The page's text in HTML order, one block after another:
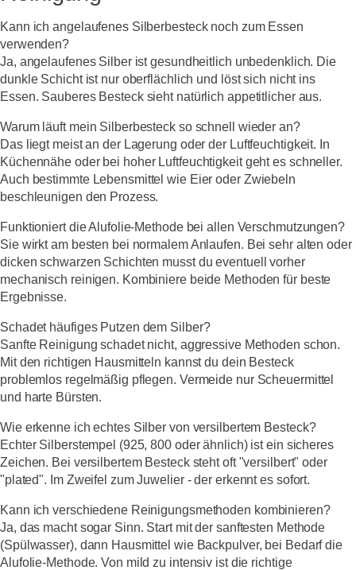
Kann ich angelaufenes Silberbesteck noch zum Essen
verwenden?
Ja, angelaufenes Silber ist gesundheitlich unbedenklich. Die
dunkle Schicht ist nur oberflächlich und löst sich nicht ins
Essen. Sauberes Besteck sieht natürlich appetitlicher aus.
Warum läuft mein Silberbesteck so schnell wieder an?
Das liegt meist an der Lagerung oder der Luftfeuchtigkeit. In
Küchennähe oder bei hoher Luftfeuchtigkeit geht es schneller.
Auch bestimmte Lebensmittel wie Eier oder Zwiebeln
beschleunigen den Prozess.
Funktioniert die Alufolie-Methode bei allen Verschmutzungen?
Sie wirkt am besten bei normalem Anlaufen. Bei sehr alten oder
dicken schwarzen Schichten musst du eventuell vorher
mechanisch reinigen. Kombiniere beide Methoden für beste
Ergebnisse.
Schadet häufiges Putzen dem Silber?
Sanfte Reinigung schadet nicht, aggressive Methoden schon.
Mit den richtigen Hausmitteln kannst du dein Besteck
problemlos regelmäßig pflegen. Vermeide nur Scheuermittel
und harte Bürsten.
Wie erkenne ich echtes Silber von versilbertem Besteck?
Echter Silberstempel (925, 800 oder ähnlich) ist ein sicheres
Zeichen. Bei versilbertem Besteck steht oft "versilbert" oder
"plated". Im Zweifel zum Juwelier - der erkennt es sofort.
Kann ich verschiedene Reinigungsmethoden kombinieren?
Ja, das macht sogar Sinn. Start mit der sanftesten Methode
(Spülwasser), dann Hausmittel wie Backpulver, bei Bedarf die
Alufolie-Methode. Von mild zu intensiv ist die richtige